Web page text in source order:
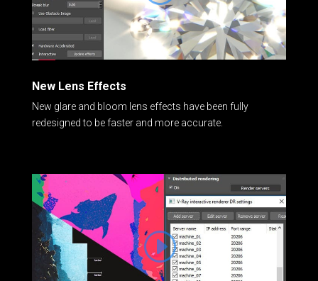
New Lens Effects
New glare and bloom lens effects have been fully
redesigned to be faster and more accurate.